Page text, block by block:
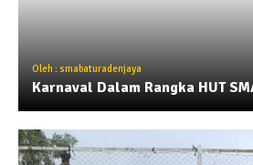
Oleh : smabaturadenjaya
Karnaval Dalam Rangka HUT